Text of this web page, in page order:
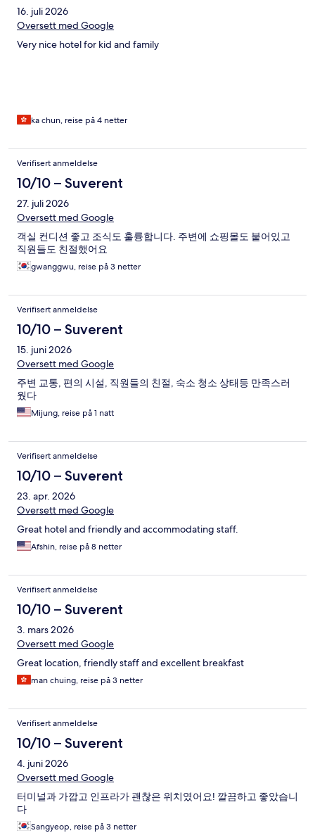
16. juli 2026
Oversett med Google
Very nice hotel for kid and family
ka chun, reise på 4 netter
Verifisert anmeldelse
10/10 – Suverent
27. juli 2026
Oversett med Google
객실 컨디션 좋고 조식도 훌륭합니다. 주변에 쇼핑몰도 붙어있고
직원들도 친절했어요
gwanggwu, reise på 3 netter
Verifisert anmeldelse
10/10 – Suverent
15. juni 2026
Oversett med Google
주변 교통, 편의 시설, 직원들의 친절, 숙소 청소 상태등 만족스러
웠다
Mijung, reise på 1 natt
Verifisert anmeldelse
10/10 – Suverent
23. apr. 2026
Oversett med Google
Great hotel and friendly and accommodating staff.
Afshin, reise på 8 netter
Verifisert anmeldelse
10/10 – Suverent
3. mars 2026
Oversett med Google
Great location, friendly staff and excellent breakfast
man chuing, reise på 3 netter
Verifisert anmeldelse
10/10 – Suverent
4. juni 2026
Oversett med Google
터미널과 가깝고 인프라가 괜찮은 위치였어요! 깔끔하고 좋았습니
다
Sangyeop, reise på 3 netter